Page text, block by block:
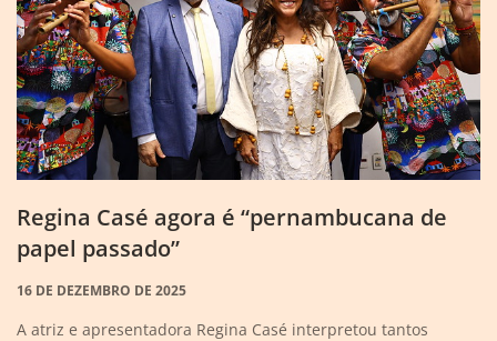
Regina Casé agora é “pernambucana de
papel passado”
16 DE DEZEMBRO DE 2025
A atriz e apresentadora Regina Casé interpretou tantos